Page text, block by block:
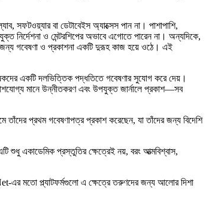
সফটওয়্যার বা ডেটাবেইস অ্যাক্সেস পান না। পাশাপাশি,
নির্দেশনা ও মেন্টরশিপের অভাবে এগোতে পারেন না। অন্যদিকে,
জন্য গবেষণা ও প্রকাশনা একটি দুরূহ কাজ হয়ে ওঠে। এই
একটি দলভিত্তিক পদ্ধতিতে গবেষণার সুযোগ করে দেয়।
মানে উন্নীতকরণ এবং উপযুক্ত জার্নালে প্রকাশ—সব
প্রথম গবেষণাপত্র প্রকাশ করেছেন, যা তাঁদের জন্য বিদেশি
শুধু একাডেমিক প্রস্তুতির ক্ষেত্রেই নয়, বরং আত্মবিশ্বাস,
এর মতো প্ল্যাটফর্মগুলো এ ক্ষেত্রে তরুণদের জন্য আলোর দিশা